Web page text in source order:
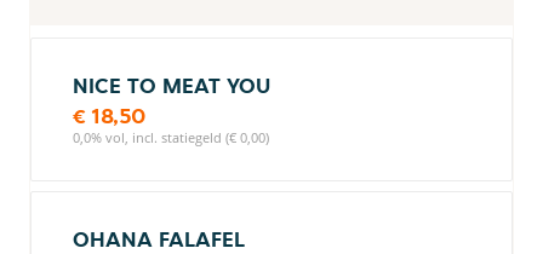
NICE TO MEAT YOU
€ 18,50
0,0% vol, incl. statiegeld (€ 0,00)
OHANA FALAFEL